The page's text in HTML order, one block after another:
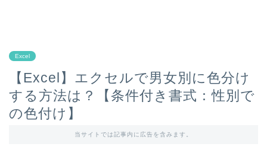
Excel
【Excel】エクセルで男女別に色分け
する方法は？【条件付き書式：性別で
の色付け】
当サイトでは記事内に広告を含みます。